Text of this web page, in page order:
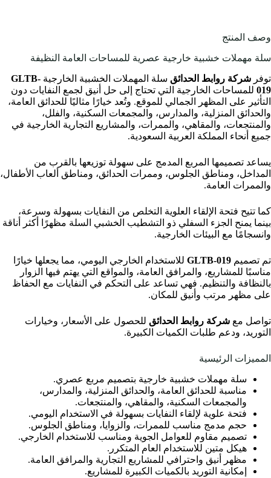
وصف المنتج
سلة مهملات خشبية خارجية عصرية للمساحات العامة النظيفة
توفر شركة روابط الحدائق سلة المهملات الخشبية الخارجية GLTB-
019 للمساحات الخارجية التي تحتاج إلى حل أنيق لجمع النفايات دون
التأثير على المظهر الجمالي للموقع. وتُعد خيارًا مثاليًا للحدائق العامة،
والحدائق المنزلية، والمدارس، والمجمعات السكنية، والفلل،
والمنتجعات، والمقاهي، والممرات، والمشاريع التجارية الخارجية في
جميع أنحاء المملكة العربية السعودية.
يساعد تصميمها المربع المدمج على سهولة توزيعها بالقرب من
المداخل، ومناطق الجلوس، وممرات الحدائق، ومناطق ألعاب الأطفال،
والممرات العامة.
كما تتيح فتحة الإلقاء العلوية التخلص من النفايات بسهولة وسرعة،
بينما يمنح الجزء السفلي ذو التشطيب الخشبي السلة مظهرًا أكثر أناقة
وانسجامًا مع البيئات الخارجية.
تم تصميم GLTB-019 للاستخدام الخارجي اليومي، مما يجعلها خيارًا
مناسبًا للمشاريع، والمرافق العامة، والمواقع التي يهتم فيها الزوار
بالنظافة والتنظيم. فهي تساعد على التحكم في النفايات مع الحفاظ
على مظهر مرتب وأنيق للمكان.
تواصل مع شركة روابط الحدائق للحصول على الأسعار، وخيارات
التوريد، ودعم طلبات الكميات الكبيرة.
المميزات الرئيسية
سلة مهملات خشبية خارجية بتصميم مربع عصري.
مناسبة للحدائق العامة، والحدائق المنزلية، والمدارس،
والمجمعات السكنية، والمقاهي، والمنتجعات.
فتحة علوية لإلقاء النفايات بسهولة في الاستخدام اليومي.
حجم مدمج مناسب للممرات، والزوايا، ومناطق الجلوس.
تصميم مقاوم للعوامل الجوية ومناسب للاستخدام الخارجي.
هيكل متين للاستخدام العام المتكرر.
مظهر أنيق واحترافي للمشاريع التجارية والمرافق العامة.
إمكانية التوريد بالكميات الكبيرة للمشاريع.